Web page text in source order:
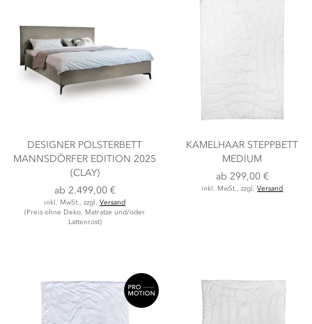
DESIGNER POLSTERBETT
MANNSDÖRFER EDITION 2025
(CLAY)
ab 2.499,00 €
inkl. MwSt., zzgl. Versand
(Preis ohne Deko, Matratze und/oder
Lattenrost)
KAMELHAAR STEPPBETT
MEDIUM
ab 299,00 €
inkl. MwSt., zzgl.Versand